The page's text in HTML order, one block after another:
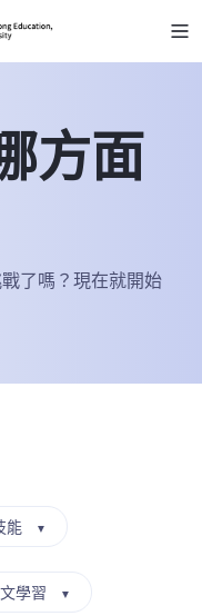
方面
了嗎？現在就開始
能 ▼
學習 ▼